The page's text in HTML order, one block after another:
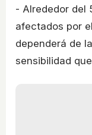
- Alrededor del
afectados por
dependerá de
sensibilidad